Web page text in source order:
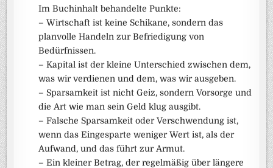
Im Buchinhalt behandelte Punkte:
– Wirtschaft ist keine Schikane, sondern das
planvolle Handeln zur Befriedigung von
Bedürfnissen.
– Kapital ist der kleine Unterschied zwischen dem,
was wir verdienen und dem, was wir ausgeben.
– Sparsamkeit ist nicht Geiz, sondern Vorsorge und
die Art wie man sein Geld klug ausgibt.
– Falsche Sparsamkeit oder Verschwendung ist,
wenn das Eingesparte weniger Wert ist, als der
Aufwand, und das führt zur Armut.
– Ein kleiner Betrag, der regelmäßig über längere